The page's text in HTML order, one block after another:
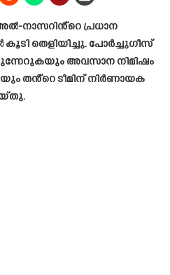
നാസറിൻ്റെ പ്രധാന
കൂടി തെളിയിച്ചു. പോർച്ചുഗീസ്
മുന്നേറുകയും അവസാന നിമിഷം
തൻ്റെ ടീമിന് നിർണായക